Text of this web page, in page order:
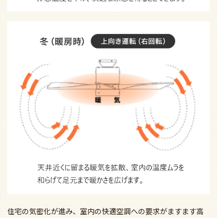
住宅の気密化が進み、室内の快適空調への要求がますます高